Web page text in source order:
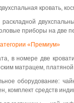
кровать,
раскладной
приборы на две
«Премиум»
в номере две
матрацем,
оборудование:
комплект средств